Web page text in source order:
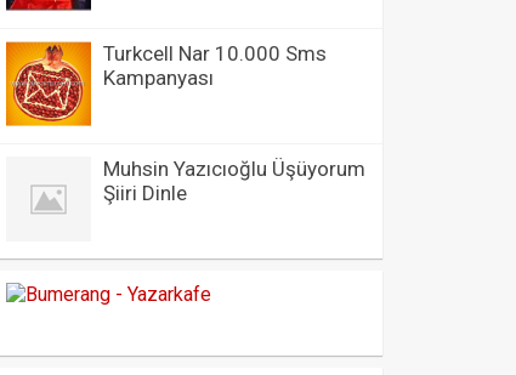
Turkcell Nar 10.000 Sms
Kampanyası
Muhsin Yazıcıoğlu Üşüyorum
Şiiri Dinle